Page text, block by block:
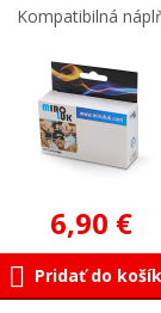
Kompatibilná
6,90 €
Pridať do